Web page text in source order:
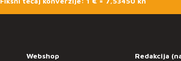
Webshop
Redakcija